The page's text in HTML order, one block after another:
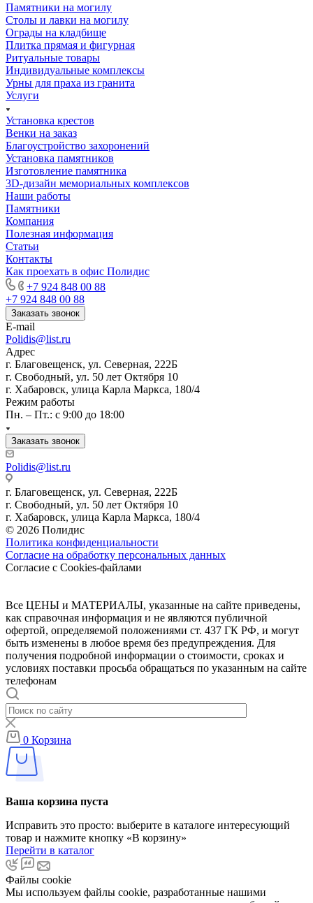
Памятники на могилу
Столы и лавки на могилу
Ограды на кладбище
Плитка прямая и фигурная
Ритуальные товары
Индивидуальные комплексы
Урны для праха из гранита
Услуги
Установка крестов
Венки на заказ
Благоустройство захоронений
Установка памятников
Изготовление памятника
3D-дизайн мемориальных комплексов
Наши работы
Памятники
Компания
Полезная информация
Статьи
Контакты
Как проехать в офис Полидис
+7 924 848 00 88
+7 924 848 00 88
Заказать звонок
E-mail
Polidis@list.ru
Адрес
г. Благовещенск, ул. Северная, 222Б
г. Свободный, ул. 50 лет Октября 10
г. Хабаровск, улица Карла Маркса, 180/4
Режим работы
Пн. – Пт.: с 9:00 до 18:00
Заказать звонок
Polidis@list.ru
г. Благовещенск, ул. Северная, 222Б
г. Свободный, ул. 50 лет Октября 10
г. Хабаровск, улица Карла Маркса, 180/4
© 2026 Полидис
Политика конфиденциальности
Согласие на обработку персональных данных
Согласие с Cookies-файлами
Все ЦЕНЫ и МАТЕРИАЛЫ, указанные на сайте приведены,
как справочная информация и не являются публичной
офертой, определяемой положениями ст. 437 ГК РФ, и могут
быть изменены в любое время без предупреждения. Для
получения подробной информации о стоимости, сроках и
условиях поставки просьба обращаться по указанным на сайте
телефонам
0 Корзина
Ваша корзина пуста
Исправить это просто: выберите в каталоге интересующий
товар и нажмите кнопку «В корзину»
Перейти в каталог
Файлы cookie
Мы используем файлы cookie, разработанные нашими